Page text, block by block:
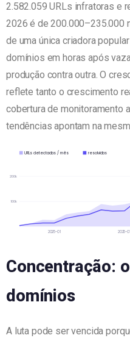
2.582.059 URLs infratoras e
2026 é de 200.000–235.000
de uma única criadora
domínios em horas após
produção contra outra. O
reflete tanto o crescimento
cobertura de monitoramento
tendências apontam na
100k
200k
2025-01 2025-
URLs detectadas / mês resolvidas
Concentração:
domínios
A luta pode ser vencida